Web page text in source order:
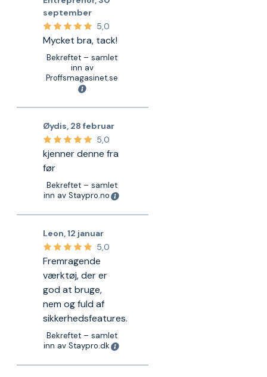
september
5,0
Mycket bra, tack!
Bekreftet – samlet
inn av
Proffsmagasinet.se
Øydis 28 februar
5,0
kjenner denne fra
før
Bekreftet – samlet
inn av Staypro.no
Leon ,12 januar
5,0
Fremragende
værktøj, der er
god at bruge,
nem og fuld af
sikkerhedsfeatures.
Bekreftet – samlet
inn av Staypro.dk